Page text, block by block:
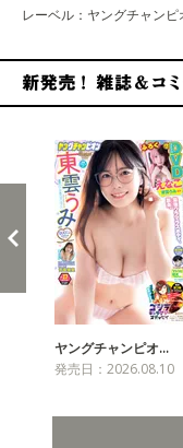
レーベル：ヤングチャン
ヤングチャンピオ…
発売日：2026.08.10